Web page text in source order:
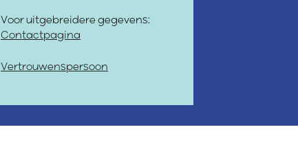
Voor uitgebreidere gegevens:
Contactpagina
Vertrouwenspersoon